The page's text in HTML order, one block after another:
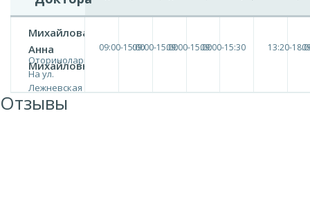
Михайлова
Анна
Михайловна
Оториноларингология
На ул.
Лежневская
09:00-15:0009:00-15:0009:00-15:0009:00-15:30 13:20-
Отзывы